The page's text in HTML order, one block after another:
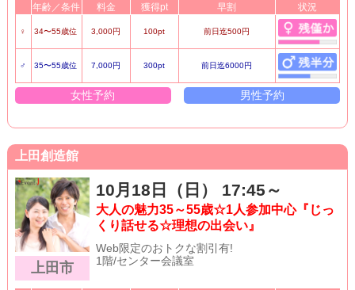
年齢／条件 料金 獲得pt 早割 状況
♀ 34〜55歳位 3,000円 100pt 前日迄500円
♂ 35〜55歳位 7,000円 300pt 前日迄6000円
女性予約 男性予約
上田創造館
上田市
10月18日（日） 17:45～
大人の魅力35～55歳☆1人参加中心『じっ
くり話せる☆理想の出会い』
Web限定のおトクな割引有!
1階/センター会議室